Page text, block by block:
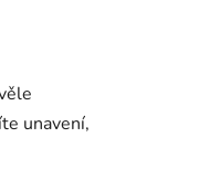
unavení,